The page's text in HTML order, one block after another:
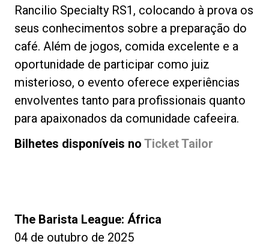
Rancilio Specialty RS1, colocando à prova os
seus conhecimentos sobre a preparação do
café. Além de jogos, comida excelente e a
oportunidade de participar como juiz
misterioso, o evento oferece experiências
envolventes tanto para profissionais quanto
para apaixonados da comunidade cafeeira.
Bilhetes disponíveis no Ticket Tailor
The Barista League: África
04 de outubro de 2025